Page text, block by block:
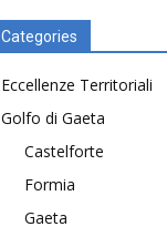
Categories
Eccellenze Territoriali
Golfo di Gaeta
Castelforte
Formia
Gaeta